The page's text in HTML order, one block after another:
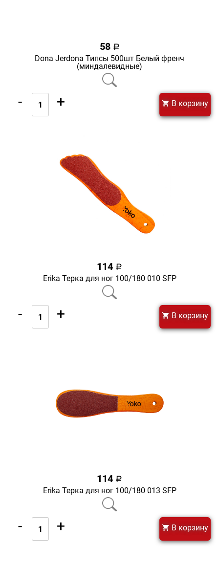
58 a
Dona Jerdona Типсы 500шт Белый френч
(миндалевидные)
- + В корзину
114 a
Erika Терка для ног 100/180 010 SFР
- + В корзину
114 a
Erika Терка для ног 100/180 013 SFР
- + В корзину